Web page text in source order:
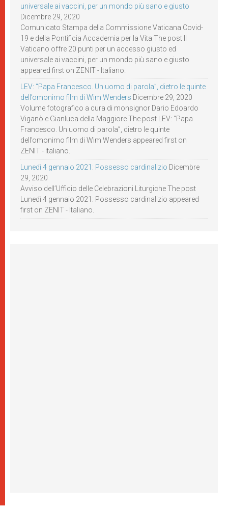
universale ai vaccini, per un mondo più sano e giusto
Dicembre 29, 2020
Comunicato Stampa della Commissione Vaticana Covid-
19 e della Pontificia Accademia per la Vita The post Il
Vaticano offre 20 punti per un accesso giusto ed
universale ai vaccini, per un mondo più sano e giusto
appeared first on ZENIT - Italiano.
LEV: “Papa Francesco. Un uomo di parola”, dietro le quinte
dell’omonimo film di Wim Wenders Dicembre 29, 2020
Volume fotografico a cura di monsignor Dario Edoardo
Viganò e Gianluca della Maggiore The post LEV: “Papa
Francesco. Un uomo di parola”, dietro le quinte
dell’omonimo film di Wim Wenders appeared first on
ZENIT - Italiano.
Lunedì 4 gennaio 2021: Possesso cardinalizio Dicembre
29, 2020
Avviso dell’Ufficio delle Celebrazioni Liturgiche The post
Lunedì 4 gennaio 2021: Possesso cardinalizio appeared
first on ZENIT - Italiano.